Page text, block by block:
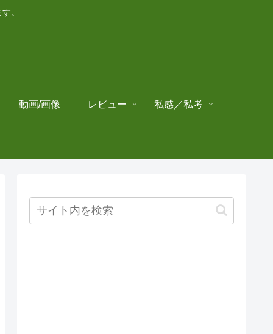
。
動画/画像 レビュー 私感／私考